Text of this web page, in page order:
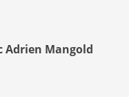
Adrien Mangold